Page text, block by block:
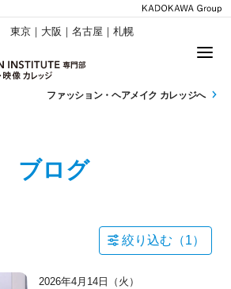
東京｜大阪｜名古屋｜札幌
ファッション・ ヘアメイク カレッジへ
ブログ
絞り込む（1）
2026年4月14日（火）